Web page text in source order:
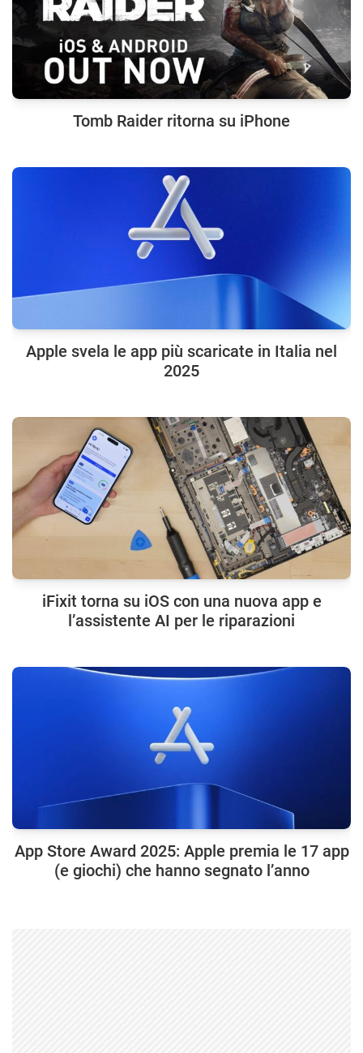
Tomb Raider ritorna su iPhone
Apple svela le app più scaricate in Italia nel
2025
iFixit torna su iOS con una nuova app e
l’assistente AI per le riparazioni
App Store Award 2025: Apple premia le 17 app
(e giochi) che hanno segnato l’anno